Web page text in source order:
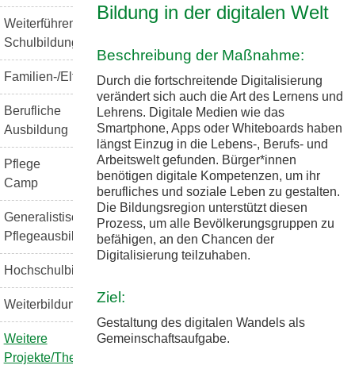
Weiterführende
Schulbildung
Familien-/Elternbildung
Berufliche
Ausbildung
Pflege
Camp
Generalistische
Pflegeausbildung
Hochschulbildung
Weiterbildung
Weitere
Projekte/Themen
Bildung in der digitalen Welt
Beschreibung der Maßnahme:
Durch die fortschreitende Digitalisierung
verändert sich auch die Art des Lernens und
Lehrens. Digitale Medien wie das
Smartphone, Apps oder Whiteboards haben
längst Einzug in die Lebens-, Berufs- und
Arbeitswelt gefunden. Bürger*innen
benötigen digitale Kompetenzen, um ihr
berufliches und soziale Leben zu gestalten.
Die Bildungsregion unterstützt diesen
Prozess, um alle Bevölkerungsgruppen zu
befähigen, an den Chancen der
Digitalisierung teilzuhaben.
Ziel:
Gestaltung des digitalen Wandels als
Gemeinschaftsaufgabe.